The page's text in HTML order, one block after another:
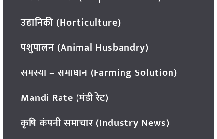
उद्यानिकी (Horticulture)
पशुपालन (Animal Husbandry)
समस्या – समाधान (Farming Solution)
Mandi Rate (मंडी रेट)
कृषि कंपनी समाचार (Industry News)